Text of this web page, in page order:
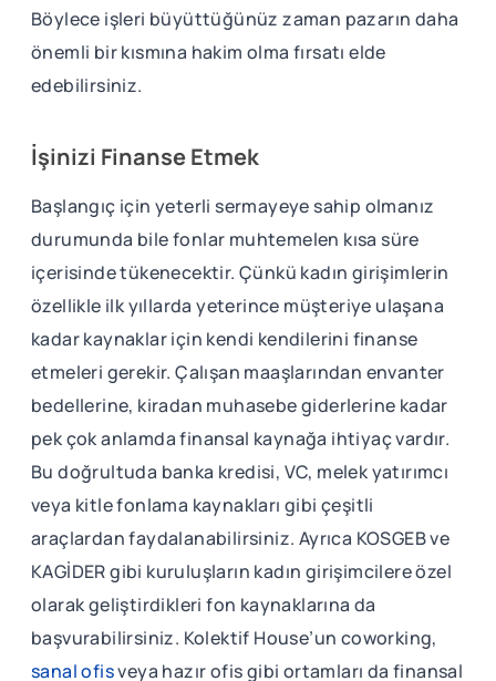
Böylece işleri büyüttüğünüz zaman pazarın daha
önemli bir kısmına hakim olma fırsatı elde
edebilirsiniz.
İşinizi Finanse Etmek
Başlangıç için yeterli sermayeye sahip olmanız
durumunda bile fonlar muhtemelen kısa süre
içerisinde tükenecektir. Çünkü kadın girişimlerin
özellikle ilk yıllarda yeterince müşteriye ulaşana
kadar kaynaklar için kendi kendilerini finanse
etmeleri gerekir. Çalışan maaşlarından envanter
bedellerine, kiradan muhasebe giderlerine kadar
pek çok anlamda finansal kaynağa ihtiyaç vardır.
Bu doğrultuda banka kredisi, VC, melek yatırımcı
veya kitle fonlama kaynakları gibi çeşitli
araçlardan faydalanabilirsiniz. Ayrıca KOSGEB ve
KAGİDER gibi kuruluşların kadın girişimcilere özel
olarak geliştirdikleri fon kaynaklarına da
başvurabilirsiniz. Kolektif House’un coworking,
sanal ofisveya hazır ofis gibi ortamları da finansal